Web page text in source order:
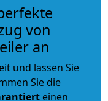
von
an
und lassen Sie
Sie die
einen